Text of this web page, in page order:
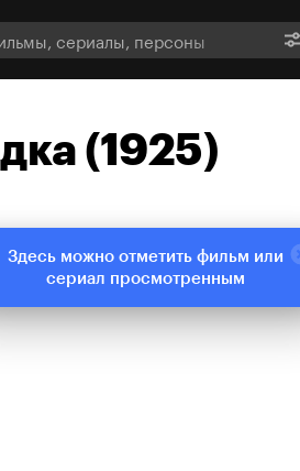
(1925)
Здесь можно отметить фильм или
сериал просмотренным